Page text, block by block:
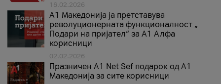
16.02.2026
А1 Македонија ја претставува
револуционерната функционалност „
Подари на пријател“ за А1 Алфа
корисници
02.02.2026
Празничен A1 Net Sеf подарок од А1
Македонија за сите корисници